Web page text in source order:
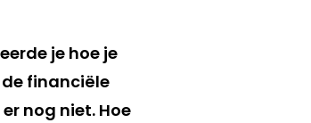
je hoe je
financiële
nog niet. Hoe